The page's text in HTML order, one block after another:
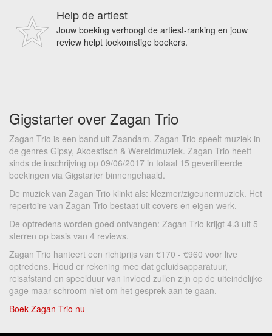
Help de artiest
Jouw boeking verhoogt de artiest-ranking en jouw
review helpt toekomstige boekers.
Gigstarter over Zagan Trio
Zagan Trio is een band uit Zaandam. Zagan Trio speelt muziek in
de genres Gipsy, Akoestisch & Wereldmuziek. Zagan Trio heeft
sinds de inschrijving op 09/06/2017 in totaal 15 geverifieerde
boekingen via Gigstarter binnengehaald.
De muziek van Zagan Trio klinkt als: klezmer/zigeunermuziek. Het
repertoire van Zagan Trio bestaat uit covers en eigen werk.
De optredens worden goed ontvangen: Zagan Trio krijgt 4.3 uit 5
sterren op basis van 4 reviews.
Zagan Trio hanteert een richtprijs van €170 - €960 voor live
optredens. Houd er rekening mee dat geluidsapparatuur,
reisafstand en speelduur van invloed zullen zijn op de uiteindelijke
gage maar schroom niet om het gesprek aan te gaan.
Boek Zagan Trio nu